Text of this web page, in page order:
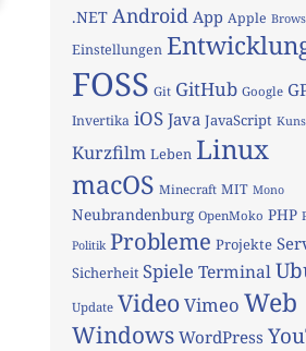
.NET Android App Apple
Einstellungen
FOSS Git GitHub Google
Invertika iOS Java JavaScript
Kurzfilm Leben Linux
macOS Minecraft MIT Mono
Neubrandenburg OpenMoko PHP
Politik Probleme Projekte
Sicherheit Spiele Terminal
Update VideoVimeo Web
Windows WordPress